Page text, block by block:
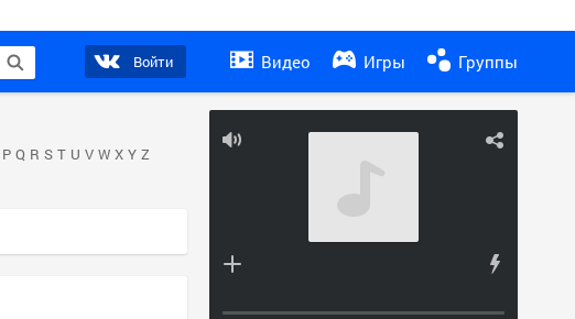
Войти Видео Игры Группы
P Q R S T U V W X Y Z